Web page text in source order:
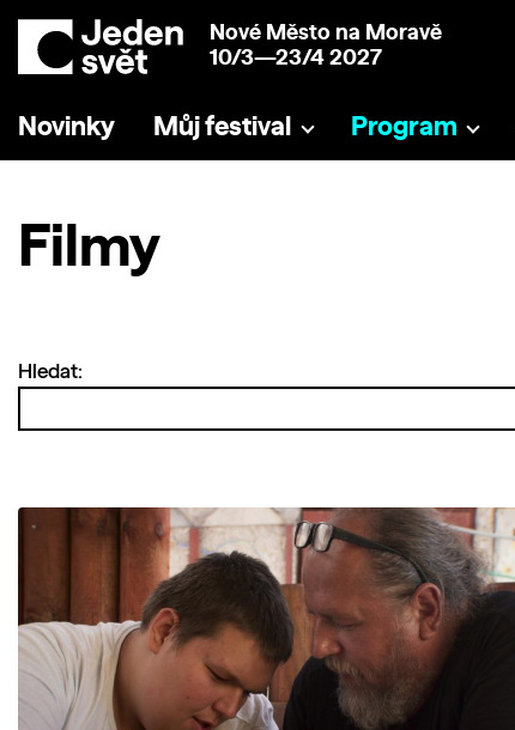
Nové Město na Moravě
10/3—23/4 2027
Novinky Můj festival Program
Filmy
Hledat: